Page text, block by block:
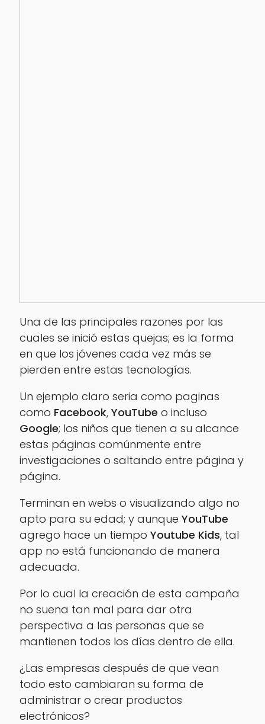
Una de las principales razones por las
cuales se inició estas quejas; es la forma
en que los jóvenes cada vez más se
pierden entre estas tecnologías.
Un ejemplo claro seria como paginas
como Facebook, YouTube o incluso
Google; los niños que tienen a su alcance
estas páginas comúnmente entre
investigaciones o saltando entre página y
página.
Terminan en webs o visualizando algo no
apto para su edad; y aunque YouTube
agrego hace un tiempo Youtube Kids, tal
app no está funcionando de manera
adecuada.
Por lo cual la creación de esta campaña
no suena tan mal para dar otra
perspectiva a las personas que se
mantienen todos los días dentro de ella.
¿Las empresas después de que vean
todo esto cambiaran su forma de
administrar o crear productos
electrónicos?